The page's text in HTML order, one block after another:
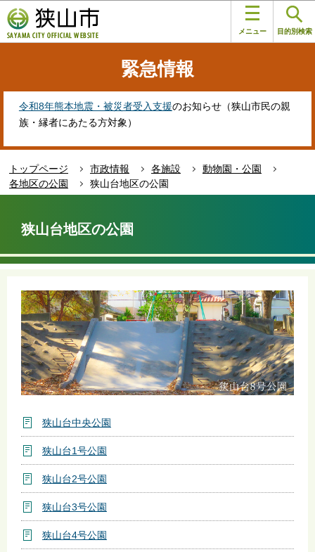
の
ペ
す
メニュー 目的別検索
緊急情報
令和8年熊本地震・被災者受入支援のお知らせ（狭山市民の親
族・縁者にあたる方対象）
トップページ 市政情報 各施設
動物園・公園
各地区の公園
狭山台地区の公園
か
狭山台地区の公園
狭山台中央公園
狭山台1号公園
狭山台2号公園
狭山台3号公園
狭山台4号公園